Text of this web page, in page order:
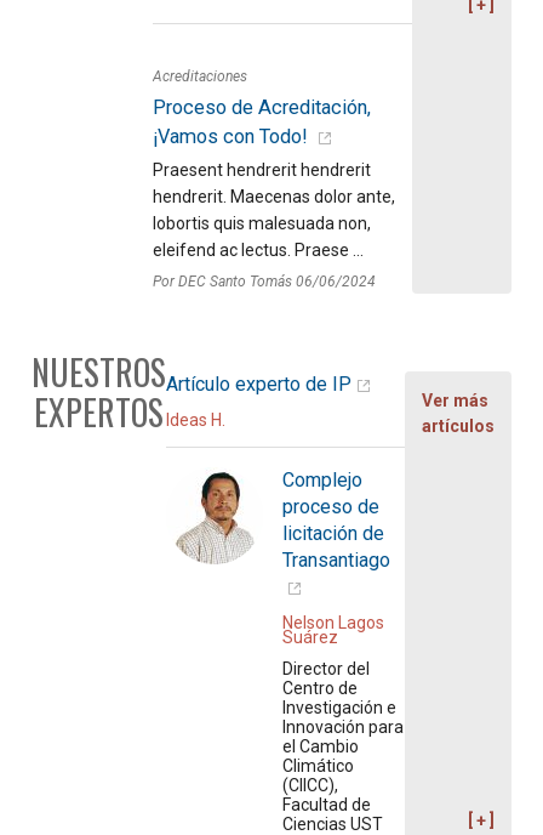
Acreditaciones
Proceso de Acreditación,
¡Vamos con Todo!
Praesent hendrerit hendrerit
hendrerit. Maecenas dolor ante,
lobortis quis malesuada non,
eleifend ac lectus. Praese ...
Por DEC Santo Tomás 06/06/2024
NUESTROS
EXPERTOS
Artículo experto de IP
Ideas H.
Complejo
proceso de
licitación de
Transantiago
Nelson Lagos
Suárez
Director del
Centro de
Investigación e
Innovación para
el Cambio
Climático
(CIICC),
Facultad de
Ciencias UST
Ver más
artículos